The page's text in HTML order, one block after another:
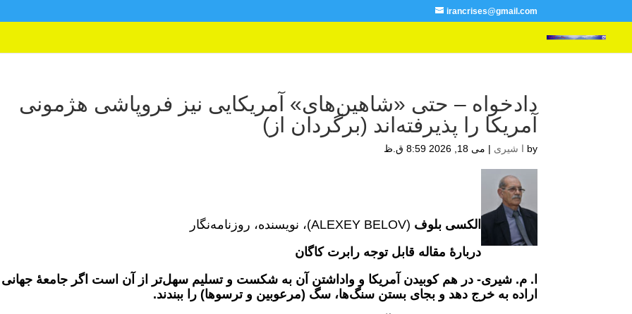
irancrises@gmail.com
دادخواه – حتی «شاهین‌های» آمریکایی نیز فروپاشی هژمونی
آمریکا را پذیرفته‌اند (برگردان از)
by ا شیری | می 18, 2026 8:59 ق.ظ
الکسی بلوف (ALEXEY BELOV)، نویسنده، روزنامه‌نگار
دربارۀ مقاله قابل توجه رابرت کاگان
ا. م. شیری- در هم کوبیدن آمریکا و واداشتن آن به شکست و تسلیم سهل‌تر از آن است اگر جامعۀ جهانی
اراده به خرج دهد و بجای بستن سنگ‌ها، سگ (مرعوبین و ترسو‌ها) را ببندند.